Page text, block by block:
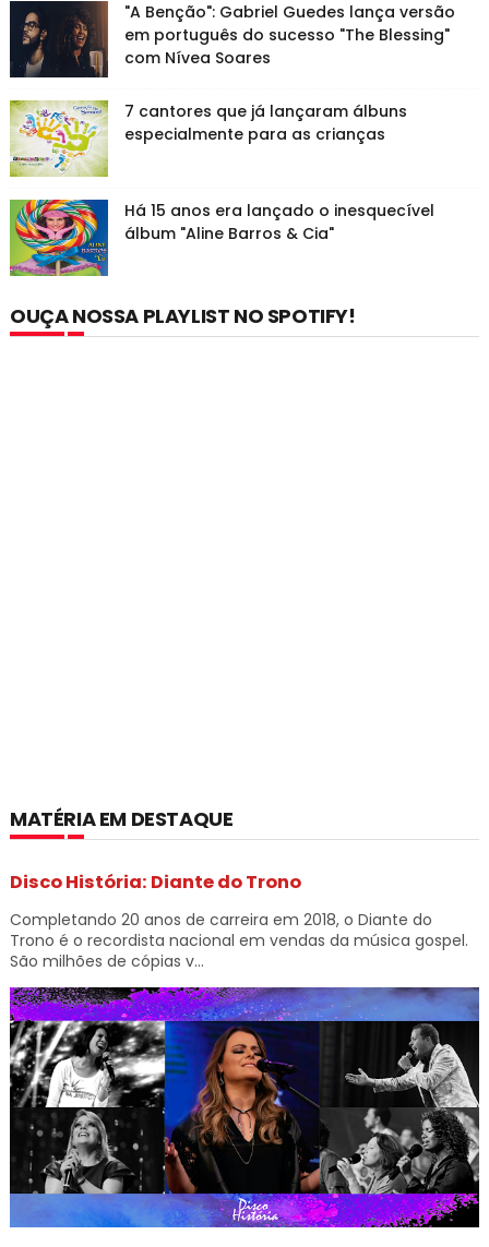
"A Benção": Gabriel Guedes lança versão
em português do sucesso "The Blessing"
com Nívea Soares
7 cantores que já lançaram álbuns
especialmente para as crianças
Há 15 anos era lançado o inesquecível
álbum "Aline Barros & Cia"
OUÇA NOSSA PLAYLIST NO SPOTIFY!
MATÉRIA EM DESTAQUE
Disco História: Diante do Trono
Completando 20 anos de carreira em 2018, o Diante do
Trono é o recordista nacional em vendas da música gospel.
São milhões de cópias v...